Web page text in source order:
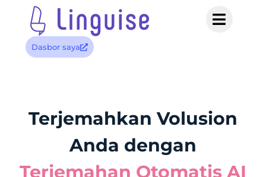
Dasbor saya
Terjemahkan Volusion
Anda dengan
Terjemahan Otomatis AI